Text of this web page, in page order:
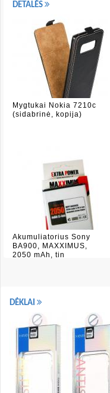
DETALĖS
Mygtukai Nokia 7210c
(sidabrinė, kopija)
Akumuliatorius Sony
BA900, MAXXIMUS,
2050 mAh, tin
DĖKLAI